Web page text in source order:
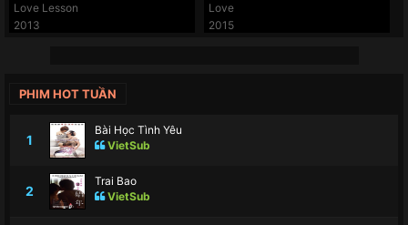
Love Lesson
2013
Love
2015
PHIM HOT TUẦN
1
Bài Học Tình Yêu
VietSub
2
Trai Bao
VietSub